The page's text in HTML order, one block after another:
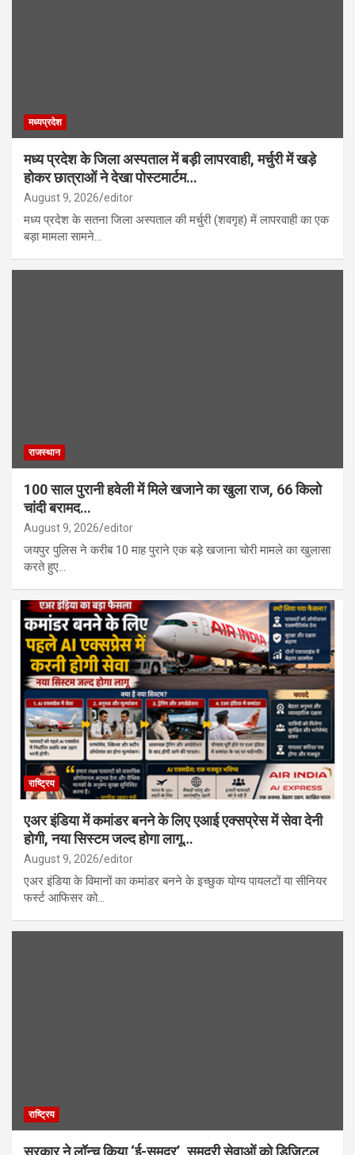
मध्यप्रदेश
मध्य प्रदेश के जिला अस्पताल में बड़ी लापरवाही, मर्चुरी में खड़े
होकर छात्राओं ने देखा पोस्टमार्टम…
August 9, 2026 editor
मध्य प्रदेश के सतना जिला अस्पताल की मर्चुरी (शवगृह) में लापरवाही का एक
बड़ा मामला सामने…
राजस्थान
100 साल पुरानी हवेली में मिले खजाने का खुला राज, 66 किलो
चांदी बरामद…
August 9, 2026 editor
जयपुर पुलिस ने करीब 10 माह पुराने एक बड़े खजाना चोरी मामले का खुलासा
करते हुए…
राष्ट्रिय
एअर इंडिया में कमांडर बनने के लिए एआई एक्सप्रेस में सेवा देनी
होगी, नया सिस्टम जल्द होगा लागू…
August 9, 2026 editor
एअर इंडिया के विमानों का कमांडर बनने के इच्छुक योग्य पायलटों या सीनियर
फर्स्ट आफिसर को…
राष्ट्रिय
सरकार ने लॉन्च किया ‘ई-समुद्र’, समुद्री सेवाओं को डिजिटल